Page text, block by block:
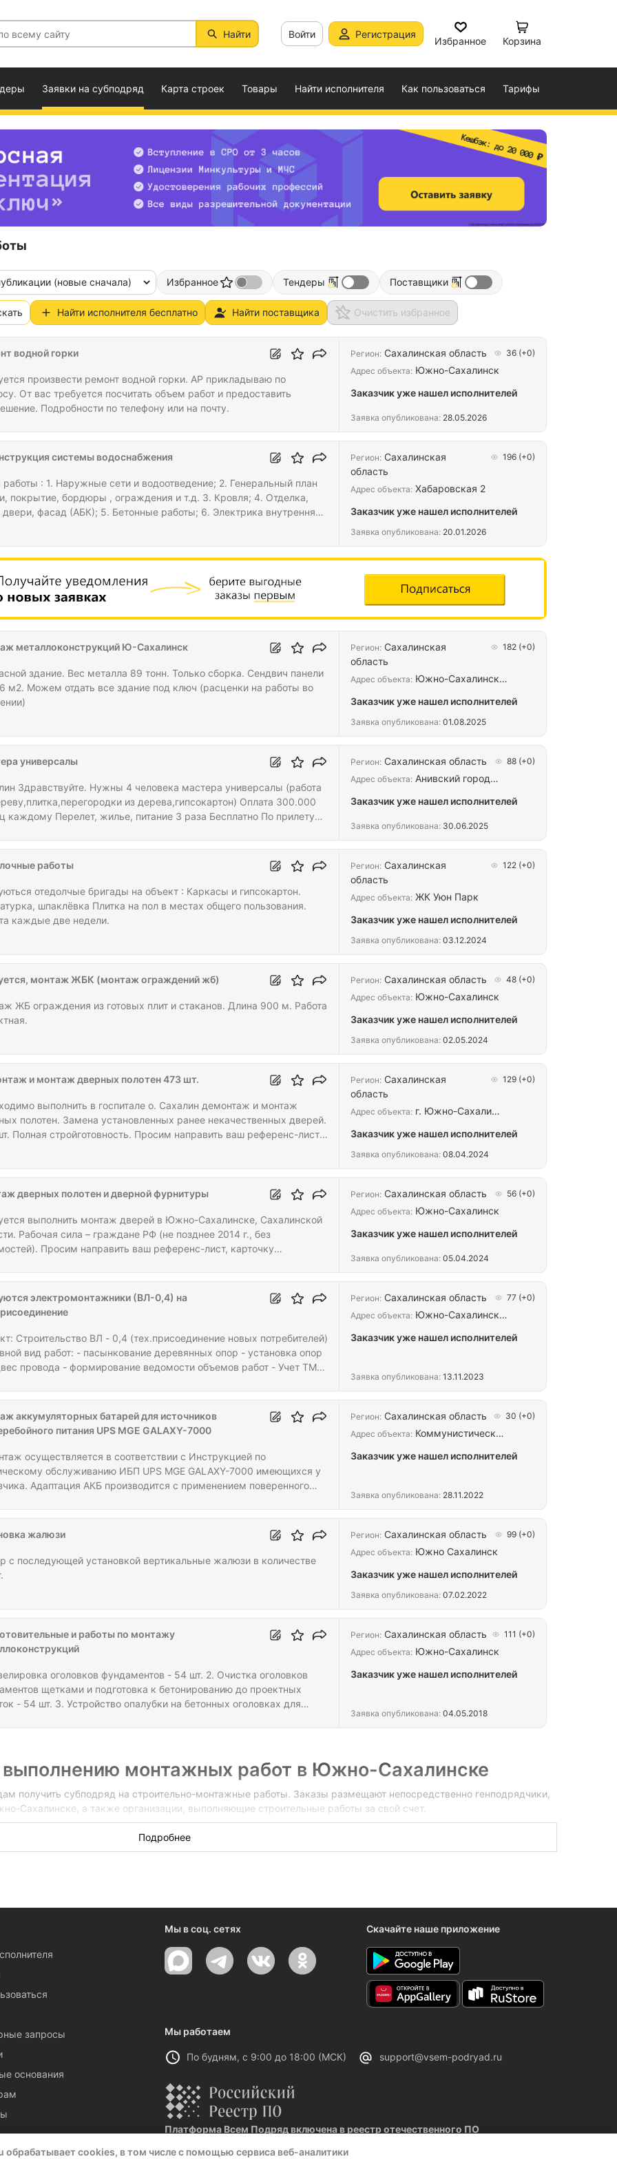
cookies, в том числе с помощью сервиса веб-аналитики
Найти Войти Регистрация
Избранное Корзина
Заявки на субподряд Карта строек Товары Найти исполнителя Как пользоваться Тарифы
(новые сначала) Избранное Тендеры Поставщики
Найти исполнителя бесплатно Найти поставщика Очистить избранное
водной горки
произвести ремонт водной горки. АР прикладываю по
От вас требуется посчитать объем работ и предоставить
Подробности по телефону или на почту.
Регион: Сахалинская область 36 (+0)
Адрес объекта: Южно-Сахалинск
Заказчик уже нашел исполнителей
Заявка опубликована: 28.05.2026
системы водоснабжения
: 1. Наружные сети и водоотведение; 2. Генеральный план
покрытие, бордюры , ограждения и т.д. 3. Кровля; 4. Отделка,
двери, фасад (АБК); 5. Бетонные работы; 6. Электрика внутренняя;
13. Пожарная сигнализация АБК+ наружный кабель; 14.
сети…
Регион: Сахалинская
область
196 (+0)
Адрес объекта: Хабаровская 2
Заказчик уже нашел исполнителей
Заявка опубликована: 20.01.2026
металлоконструкций Ю-Сахалинск
здание. Вес металла 89 тонн. Только сборка. Сендвич панели
м2. Можем отдать все здание под ключ (расценки на работы во
Регион: Сахалинская
область
182 (+0)
Адрес объекта: Южно-Сахалинск…
Заказчик уже нашел исполнителей
Заявка опубликована: 01.08.2025
универсалы
Здравствуйте. Нужны 4 человека мастера универсалы (работа
из дерева,гипсокартон) Оплата 300.000
каждому Перелет, жилье, питание 3 раза Бесплатно По прилету
Регион: Сахалинская область 88 (+0)
Адрес объекта: Анивский город…
Заказчик уже нашел исполнителей
Заявка опубликована: 30.06.2025
работы
отедолчые бригады на объект : Каркасы и гипсокартон.
шпаклёвка Плитка на пол в местах общего пользования.
каждые две недели.
Регион: Сахалинская
область
122 (+0)
Адрес объекта: ЖК Уюн Парк
Заказчик уже нашел исполнителей
Заявка опубликована: 03.12.2024
монтаж ЖБК (монтаж ограждений жб)
ЖБ ограждения из готовых плит и стаканов. Длина 900 м. Работа
Регион: Сахалинская область 48 (+0)
Адрес объекта: Южно-Сахалинск
Заказчик уже нашел исполнителей
Заявка опубликована: 02.05.2024
и монтаж дверных полотен 473 шт.
выполнить в госпитале о. Сахалин демонтаж и монтаж
полотен. Замена установленных ранее некачественных дверей.
Полная стройготовность. Просим направить ваш референс-лист,
указаны в профиле нашей организации.
Регион: Сахалинская
область
129 (+0)
Адрес объекта: г. Южно-Сахали…
Заказчик уже нашел исполнителей
Заявка опубликована: 08.04.2024
дверных полотен и дверной фурнитуры
выполнить монтаж дверей в Южно-Сахалинске, Сахалинской
Рабочая сила – граждане РФ (не позднее 2014 г., без
Просим направить ваш референс-лист, карточку
Регион: Сахалинская область 56 (+0)
Адрес объекта: Южно-Сахалинск
Заказчик уже нашел исполнителей
Заявка опубликована: 05.04.2024
электромонтажники (ВЛ-0,4) на
ВЛ - 0,4 (тех.присоединение новых потребителей)
- пасынкование деревянных опор - установка опор
провода - формирование ведомости объемов работ - Учет ТМЦ
2024
Регион: Сахалинская область 77 (+0)
Адрес объекта: Южно-Сахалинск…
Заказчик уже нашел исполнителей
Заявка опубликована: 13.11.2023
аккумуляторных батарей для источников
питания UPS MGE GALAXY-7000
осуществляется в соответствии с Инструкцией по
обслуживанию ИБП UPS MGE GALAXY-7000 имеющихся у
Адаптация АКБ производится с применением поверенного
5 (пяти) рабочих дней с момента заключения контракта. 3.
обеспечивает надежную бесперебойную работу ИБП после
и проверки работоспособности оборудования. По…
Регион: Сахалинская область 30 (+0)
Адрес объекта: Коммунистическ…
Заказчик уже нашел исполнителей
Заявка опубликована: 28.11.2022
жалюзи
с последующей установкой вертикальные жалюзи в количестве
Регион: Сахалинская область 99 (+0)
Адрес объекта: Южно Сахалинск
Заказчик уже нашел исполнителей
Заявка опубликована: 07.02.2022
и работы по монтажу
оголовков фундаментов - 54 шт. 2. Очистка оголовков
щетками и подготовка к бетонированию до проектных
- 54 шт. 3. Устройство опалубки на бетонных оголовках для
Грунт-П») - 4,86 м2. 5. Разборка опалубки - 6,48 м2. 6. Сборка и
металлоконструкций основания…
Регион: Сахалинская область 111 (+0)
Адрес объекта: Южно-Сахалинск
Заказчик уже нашел исполнителей
Заявка опубликована: 04.05.2018
выполнению монтажных работ в Южно-Сахалинске
получить субподряд на строительно-монтажные работы. Заказы размещают непосредственно генподрядчики,
Сахалинске, а также организации, выполняющие строительные работы за свой счет.
канализации, отопления в Южно-Сахалинске?
Подробнее
запросы
основания
Мы в соц. сетях Скачайте наше приложение
Мы работаем
По будням, с 9:00 до 18:00 (МСК) support@vsem-podryad.ru
Платформа Всем Подряд включена в реестр отечественного ПО